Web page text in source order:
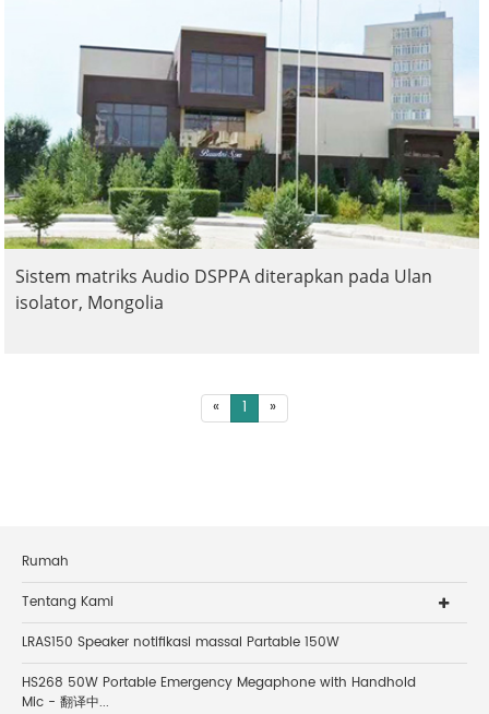
Sistem matriks Audio DSPPA diterapkan pada Ulan
isolator, Mongolia
« 1 »
Rumah
Tentang Kami
LRAS150 Speaker notifikasi massal Partable 150W
HS268 50W Portable Emergency Megaphone with Handhold
Mic - 翻译中...